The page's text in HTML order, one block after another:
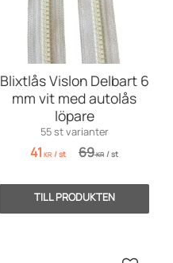
Blixtlås Vislon Delbart 6
mm vit med autolås
löpare
55 st varianter
41 KR /st 69KR /st